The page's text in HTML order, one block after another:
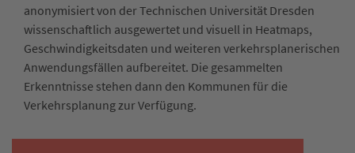
anonymisiert von der Technischen Universität Dresden
wissenschaftlich ausgewertet und visuell in Heatmaps,
Geschwindigkeitsdaten und weiteren verkehrsplanerischen
Anwendungsfällen aufbereitet. Die gesammelten
Erkenntnisse stehen dann den Kommunen für die
Verkehrsplanung zur Verfügung.